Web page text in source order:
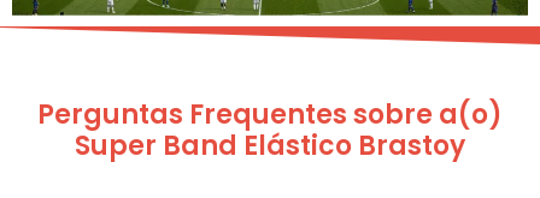
Perguntas Frequentes sobre a(o)
Super Band Elástico Brastoy